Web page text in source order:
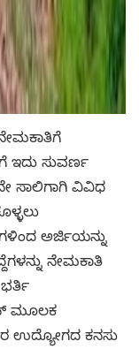
ಇದು ಸುವರ್ಣ
ಸಾಲಿಗಾಗಿ ವಿವಿಧ
ಅರ್ಜಿಯನ್ನು
ನೇಮಕಾತಿ
ಭರ್ತಿ
ಮೂಲಕ
ಉದ್ಯೋಗದ ಕನಸು